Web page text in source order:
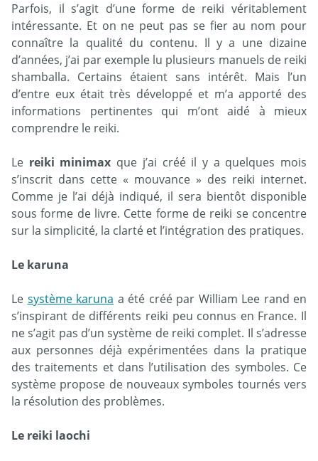
Parfois, il s’agit d’une forme de reiki véritablement
intéressante. Et on ne peut pas se fier au nom pour
connaître la qualité du contenu. Il y a une dizaine
d’années, j’ai par exemple lu plusieurs manuels de reiki
shamballa. Certains étaient sans intérêt. Mais l’un
d’entre eux était très développé et m’a apporté des
informations pertinentes qui m’ont aidé à mieux
comprendre le reiki.
Le reiki minimax que j’ai créé il y a quelques mois
s’inscrit dans cette « mouvance » des reiki internet.
Comme je l’ai déjà indiqué, il sera bientôt disponible
sous forme de livre. Cette forme de reiki se concentre
sur la simplicité, la clarté et l’intégration des pratiques.
Le karuna
Le système karuna a été créé par William Lee rand en
s’inspirant de différents reiki peu connus en France. Il
ne s’agit pas d’un système de reiki complet. Il s’adresse
aux personnes déjà expérimentées dans la pratique
des traitements et dans l’utilisation des symboles. Ce
système propose de nouveaux symboles tournés vers
la résolution des problèmes.
Le reiki laochi